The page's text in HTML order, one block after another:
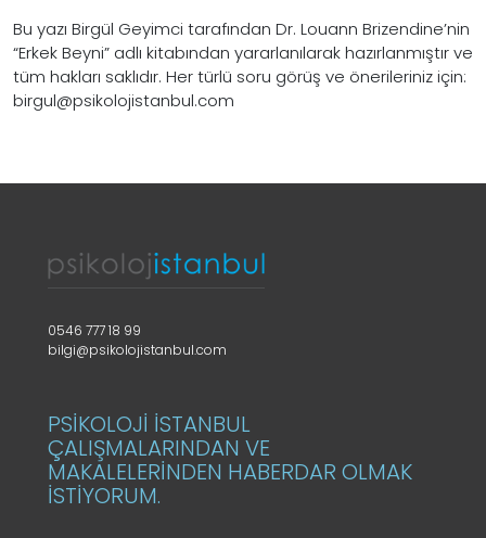
Bu yazı Birgül Geyimci tarafından Dr. Louann Brizendine’nin
“Erkek Beyni” adlı kitabından yararlanılarak hazırlanmıştır ve
tüm hakları saklıdır. Her türlü soru görüş ve önerileriniz için:
birgul@psikolojistanbul.com
0546 777 18 99
bilgi@psikolojistanbul.com
PSİKOLOJİ İSTANBUL
ÇALIŞMALARINDAN VE
MAKALELERİNDEN HABERDAR OLMAK
İSTİYORUM.